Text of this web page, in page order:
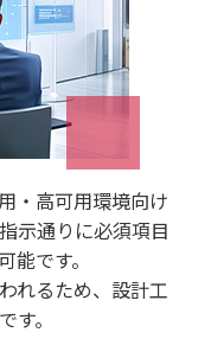
・高可用環境向け
示通りに必須項目
です。
れるため、設計工
。